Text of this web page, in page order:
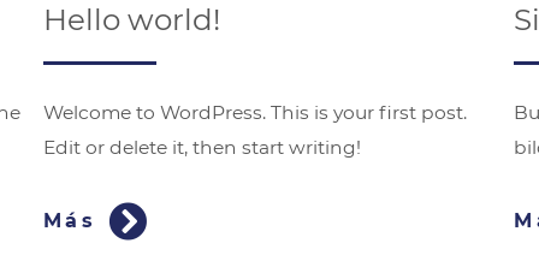
Hello world!
Welcome to WordPress. This is your first post.
Edit or delete it, then start writing!
Más